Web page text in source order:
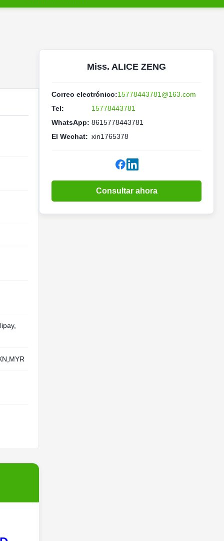
Miss. ALICE ZENG
Correo electrónico:15778443781@163.com
Tel:
15778443781
WhatsApp: 8615778443781
El Wechat: xin1765378
Consultar ahora